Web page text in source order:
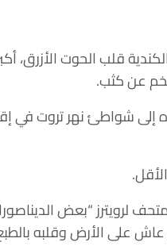
قلب الحوت الأزرق،
عن كثب.
إلى شواطئ نهر تروت في
لرويترز “بعض
على الأرض وقلبه